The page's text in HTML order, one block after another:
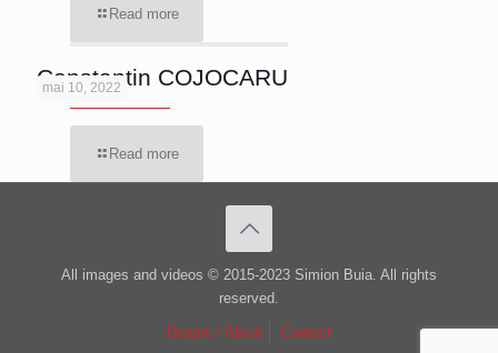
Read more
mai 10, 2022
Constantin COJOCARU
Read more
All images and videos © 2015-2023 Simion Buia. All rights
reserved.
Despre / About Contact